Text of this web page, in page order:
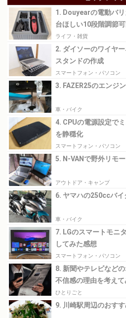
1. Douyearの電動バ
台ほしい10段階調節
ライフ・雑貨
2. ダイソーのワイヤ
スタンドの作成
スマートフォン・パソコン
3. FAZER25のエンジ
車・バイク
4. CPUの電源設定で
を静穏化
スマートフォン・パソコン
5. N-VANで野外リモ
アウトドア・キャンプ
6. ヤマハの250ccバイ
車・バイク
7. LGのスマートモニ
してみた感想
スマートフォン・パソコン
8. 新聞やテレビなど
不信感の理由を考えて
ひとりごと
9. 川崎駅周辺のおす